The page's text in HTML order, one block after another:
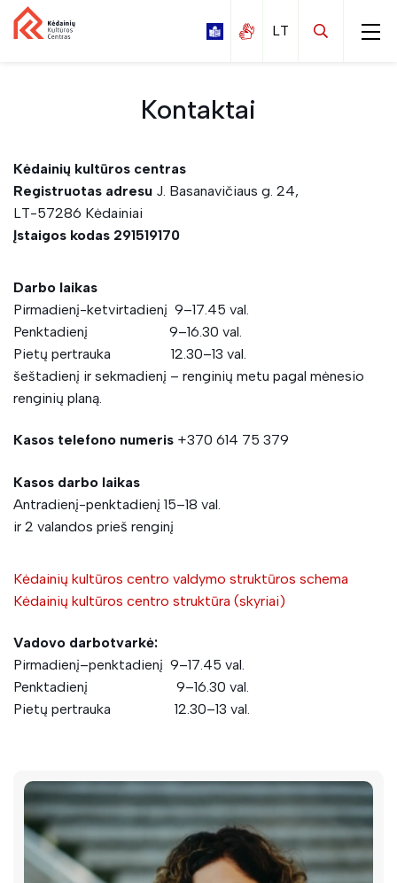
Kalnaberžės
Nociūnų
Surviliškio
Kontaktai
Kėdainių kultūros centras
Registruotas adresu J. Basanavičiaus g. 24,
LT-57286 Kėdainiai
Įstaigos kodas 291519170
Darbo laikas
Pirmadienį-ketvirtadienį 9–17.45 val.
Penktadienį 9–16.30 val.
Pietų pertrauka 12.30–13 val.
šeštadienį ir sekmadienį – renginių metu pagal mėnesio
renginių planą.
Kasos telefono numeris +370 614 75 379
Kasos darbo laikas
Antradienį-penktadienį 15–18 val.
ir 2 valandos prieš renginį
Kėdainių kultūros centro valdymo struktūros schema
Kėdainių kultūros centro struktūra (skyriai)
Vadovo darbotvarkė:
Pirmadienį–penktadienį 9–17.45 val.
Penktadienį 9–16.30 val.
Pietų pertrauka 12.30–13 val.